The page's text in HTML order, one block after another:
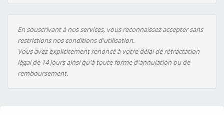
En souscrivant à nos services, vous reconnaissez accepter sans
restrictions nos conditions d'utilisation.
Vous avez explicitement renoncé à votre délai de rétractation
légal de 14 jours ainsi qu'à toute forme d'annulation ou de
remboursement.